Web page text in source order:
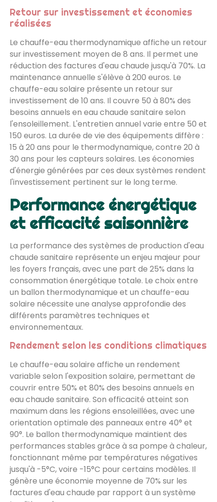
Retour sur investissement et économies
réalisées
Le chauffe-eau thermodynamique affiche un retour
sur investissement moyen de 8 ans. Il permet une
réduction des factures d'eau chaude jusqu'à 70%. La
maintenance annuelle s'élève à 200 euros. Le
chauffe-eau solaire présente un retour sur
investissement de 10 ans. Il couvre 50 à 80% des
besoins annuels en eau chaude sanitaire selon
l'ensoleillement. L'entretien annuel varie entre 50 et
150 euros. La durée de vie des équipements diffère :
15 à 20 ans pour le thermodynamique, contre 20 à
30 ans pour les capteurs solaires. Les économies
d'énergie générées par ces deux systèmes rendent
l'investissement pertinent sur le long terme.
Performance énergétique
et efficacité saisonnière
La performance des systèmes de production d'eau
chaude sanitaire représente un enjeu majeur pour
les foyers français, avec une part de 25% dans la
consommation énergétique totale. Le choix entre
un ballon thermodynamique et un chauffe-eau
solaire nécessite une analyse approfondie des
différents paramètres techniques et
environnementaux.
Rendement selon les conditions climatiques
Le chauffe-eau solaire affiche un rendement
variable selon l'exposition solaire, permettant de
couvrir entre 50% et 80% des besoins annuels en
eau chaude sanitaire. Son efficacité atteint son
maximum dans les régions ensoleillées, avec une
orientation optimale des panneaux entre 40° et
90°. Le ballon thermodynamique maintient des
performances stables grâce à sa pompe à chaleur,
fonctionnant même par températures négatives
jusqu'à -5°C, voire -15°C pour certains modèles. Il
génère une économie moyenne de 70% sur les
factures d'eau chaude par rapport à un système